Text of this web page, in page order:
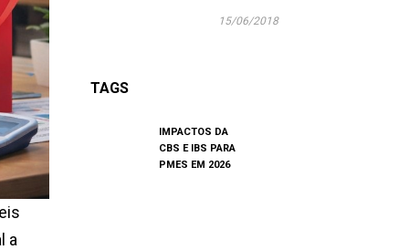
a
15/06/2018
TAGS
IMPACTOS DA
CBS E IBS PARA
PMES EM 2026